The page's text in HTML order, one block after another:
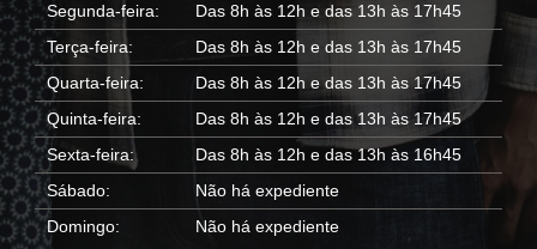
Segunda-feira:
Das 8h às 12h e das 13h às 17h45
Terça-feira:
Das 8h às 12h e das 13h às 17h45
Quarta-feira:
Das 8h às 12h e das 13h às 17h45
Quinta-feira:
Das 8h às 12h e das 13h às 17h45
Sexta-feira:
Das 8h às 12h e das 13h às 16h45
Sábado:
Não há expediente
Domingo:
Não há expediente